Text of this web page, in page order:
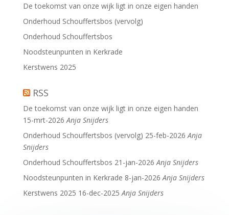
De toekomst van onze wijk ligt in onze eigen handen
Onderhoud Schouffertsbos (vervolg)
Onderhoud Schouffertsbos
Noodsteunpunten in Kerkrade
Kerstwens 2025
RSS
De toekomst van onze wijk ligt in onze eigen handen
15-mrt-2026 Anja Snijders
Onderhoud Schouffertsbos (vervolg) 25-feb-2026 Anja
Snijders
Onderhoud Schouffertsbos 21-jan-2026 Anja Snijders
Noodsteunpunten in Kerkrade 8-jan-2026 Anja Snijders
Kerstwens 2025 16-dec-2025 Anja Snijders